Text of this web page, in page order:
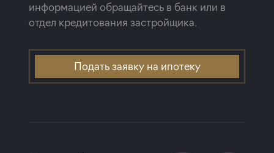
информацией обращайтесь в банк или в
отдел кредитования застройщика.
Подать заявку на ипотеку